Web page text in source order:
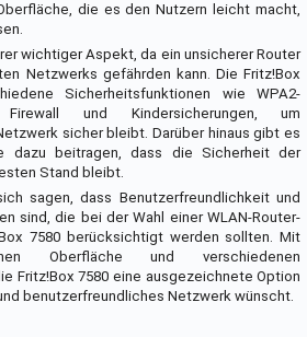
die es den Nutzern leicht macht,
wichtiger Aspekt, da ein unsicherer Router
Netzwerks gefährden kann. Die Fritz!Box
Sicherheitsfunktionen wie WPA2-
Firewall und Kindersicherungen, um
sicher bleibt. Darüber hinaus gibt es
dazu beitragen, dass die Sicherheit der
Stand bleibt.
sagen, dass Benutzerfreundlichkeit und
sind, die bei der Wahl einer WLAN-Router-
7580 berücksichtigt werden sollten. Mit
Oberfläche und verschiedenen
Fritz!Box 7580 eine ausgezeichnete Option
benutzerfreundliches Netzwerk wünscht.